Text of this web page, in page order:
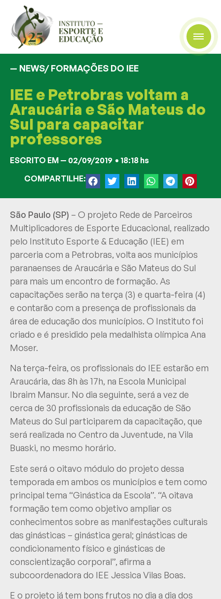
— NEWS/FORMAÇÕES DO IEE
IEE e Petrobras voltam a
Araucária e São Mateus do
Sul para capacitar
professores
ESCRITO EM — 02/09/2019 • 18:18 hs
COMPARTILHE:
São Paulo (SP) – O projeto Rede de Parceiros
Multiplicadores de Esporte Educacional, realizado
pelo Instituto Esporte & Educação (IEE) em
parceria com a Petrobras, volta aos municípios
paranaenses de Araucária e São Mateus do Sul
para mais um encontro de formação. As
capacitações serão na terça (3) e quarta-feira (4)
e contarão com a presença de profissionais da
área de educação dos municípios. O Instituto foi
criado e é presidido pela medalhista olímpica Ana
Moser.
Na terça-feira, os profissionais do IEE estarão em
Araucária, das 8h às 17h, na Escola Municipal
Ibraim Mansur. No dia seguinte, será a vez de
cerca de 30 profissionais da educação de São
Mateus do Sul participarem da capacitação, que
será realizada no Centro da Juventude, na Vila
Buaski, no mesmo horário.
Este será o oitavo módulo do projeto dessa
temporada em ambos os municípios e tem como
principal tema “Ginástica da Escola”. “A oitava
formação tem como objetivo ampliar os
conhecimentos sobre as manifestações culturais
das ginásticas – ginástica geral; ginásticas de
condicionamento físico e ginásticas de
conscientização corporal”, afirma a
subcoordenadora do IEE Jessica Vilas Boas.
E o projeto já tem bons frutos no dia a dia dos